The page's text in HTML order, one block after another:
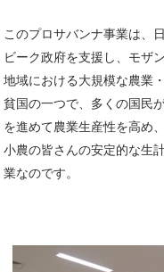
このプロサバンナ事業は、
ビーク政府を支援し、モザ
地域における大規模な農業
貧国の一つで、多くの国民
を進めて農業生産性を高め
小農の皆さんの安定的な生
業なのです。